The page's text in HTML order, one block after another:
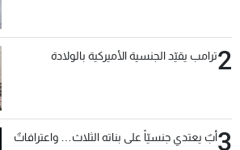
2ترامب يقيّد الجنسية الأميركية بالولادة
3أبٌ يعتدي جنسيّاً على بناته الثلاث… واعترافاتٌ